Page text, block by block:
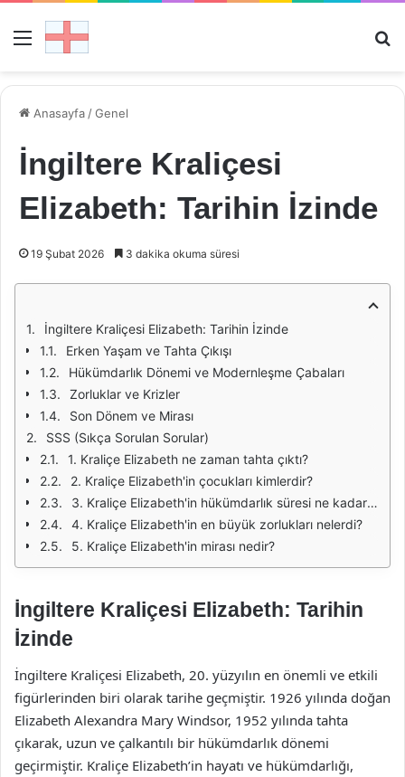
Menü
Anasayfa /Genel
İngiltere Kraliçesi
Elizabeth: Tarihin İzinde
19 Şubat 2026 3 dakika okuma süresi
İngiltere Kraliçesi Elizabeth: Tarihin İzinde
Erken Yaşam ve Tahta Çıkışı
Hükümdarlık Dönemi ve Modernleşme Çabaları
Zorluklar ve Krizler
Son Dönem ve Mirası
SSS (Sıkça Sorulan Sorular)
1. Kraliçe Elizabeth ne zaman tahta çıktı?
2. Kraliçe Elizabeth'in çocukları kimlerdir?
3. Kraliçe Elizabeth'in hükümdarlık süresi ne kadardı?
4. Kraliçe Elizabeth'in en büyük zorlukları nelerdi?
5. Kraliçe Elizabeth'in mirası nedir?
İngiltere Kraliçesi Elizabeth: Tarihin
İzinde
İngiltere Kraliçesi Elizabeth, 20. yüzyılın en önemli ve etkili
figürlerinden biri olarak tarihe geçmiştir. 1926 yılında doğan
Elizabeth Alexandra Mary Windsor, 1952 yılında tahta
çıkarak, uzun ve çalkantılı bir hükümdarlık dönemi
geçirmiştir. Kraliçe Elizabeth’in hayatı ve hükümdarlığı,